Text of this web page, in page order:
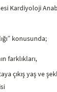
Kardiyoloji
konusunda;
farklıkları,
çıkış yaş ve